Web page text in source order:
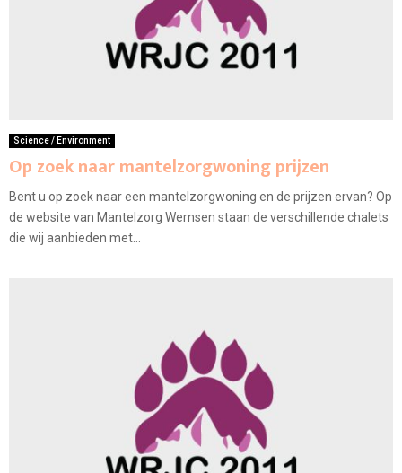
Science / Environment
Op zoek naar mantelzorgwoning prijzen
Bent u op zoek naar een mantelzorgwoning en de prijzen ervan? Op
de website van Mantelzorg Wernsen staan de verschillende chalets
die wij aanbieden met...